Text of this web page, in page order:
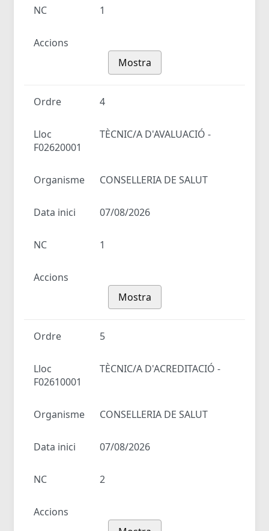
NC 1
Accions
Mostra
Ordre 4
Lloc
TÈCNIC/A D'AVALUACIÓ -
F02620001
Organisme CONSELLERIA DE SALUT
Data inici 07/08/2026
NC 1
Accions
Mostra
Ordre 5
Lloc
TÈCNIC/A D'ACREDITACIÓ -
F02610001
Organisme CONSELLERIA DE SALUT
Data inici 07/08/2026
NC 2
Accions